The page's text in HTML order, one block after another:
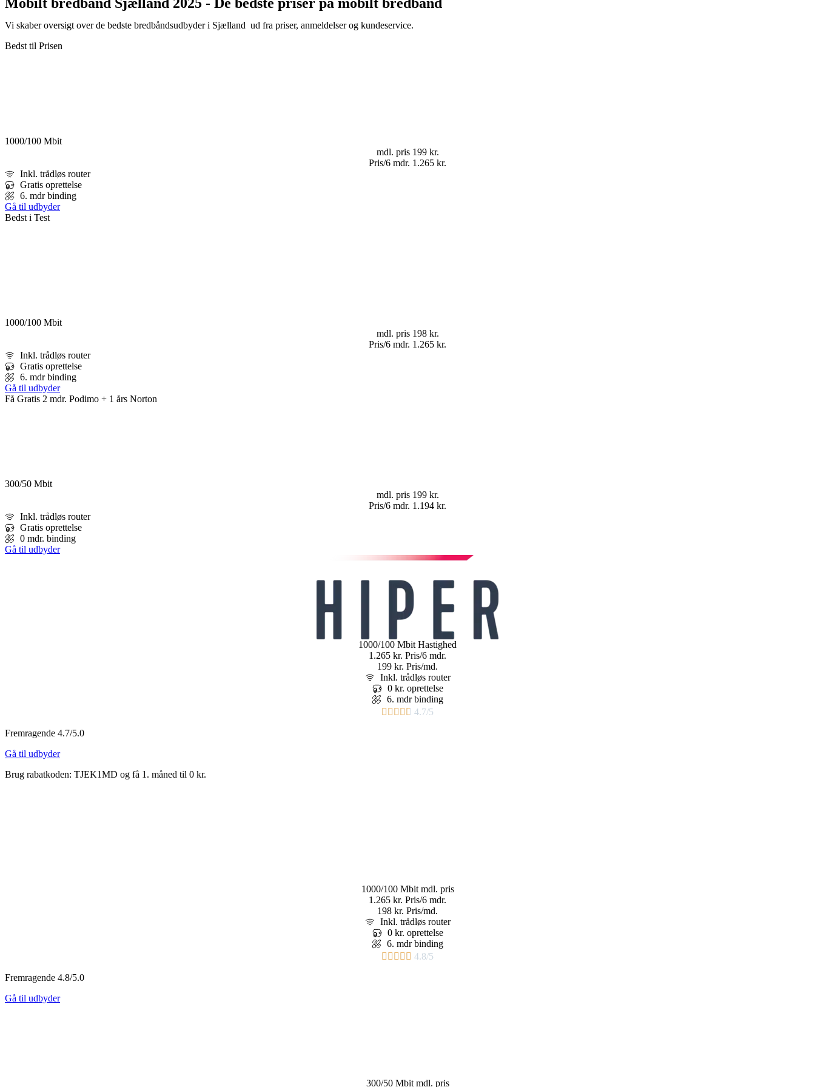
Mobilt bredbånd Sjælland 2025 - De bedste priser på mobilt bredbånd
Vi skaber oversigt over de bedste bredbåndsudbyder i Sjælland ud fra priser, anmeldelser og kundeservice.
Bedst til Prisen
1000/100 Mbit
mdl. pris 199 kr.
Pris/6 mdr. 1.265 kr.
Inkl. trådløs router
Gratis oprettelse
6. mdr binding
Gå til udbyder
Bedst i Test
1000/100 Mbit
mdl. pris 198 kr.
Pris/6 mdr. 1.265 kr.
Inkl. trådløs router
Gratis oprettelse
6. mdr binding
Gå til udbyder
Få Gratis 2 mdr. Podimo + 1 års Norton
300/50 Mbit
mdl. pris 199 kr.
Pris/6 mdr. 1.194 kr.
Inkl. trådløs router
Gratis oprettelse
0 mdr. binding
Gå til udbyder
1000/100 Mbit Hastighed
1.265 kr. Pris/6 mdr.
199 kr. Pris/md.
Inkl. trådløs router
0 kr. oprettelse
6. mdr binding​
     4.7/5
Fremragende 4.7/5.0
Gå til udbyder
Brug rabatkoden: TJEK1MD og få 1. måned til 0 kr.
1000/100 Mbitmdl. pris
1.265 kr. Pris/6 mdr.
198 kr. Pris/md.
Inkl. trådløs router
0 kr. oprettelse
6. mdr binding​
     4.8/5
Fremragende 4.8/5.0
Gå til udbyder
300/50 Mbitmdl. pris